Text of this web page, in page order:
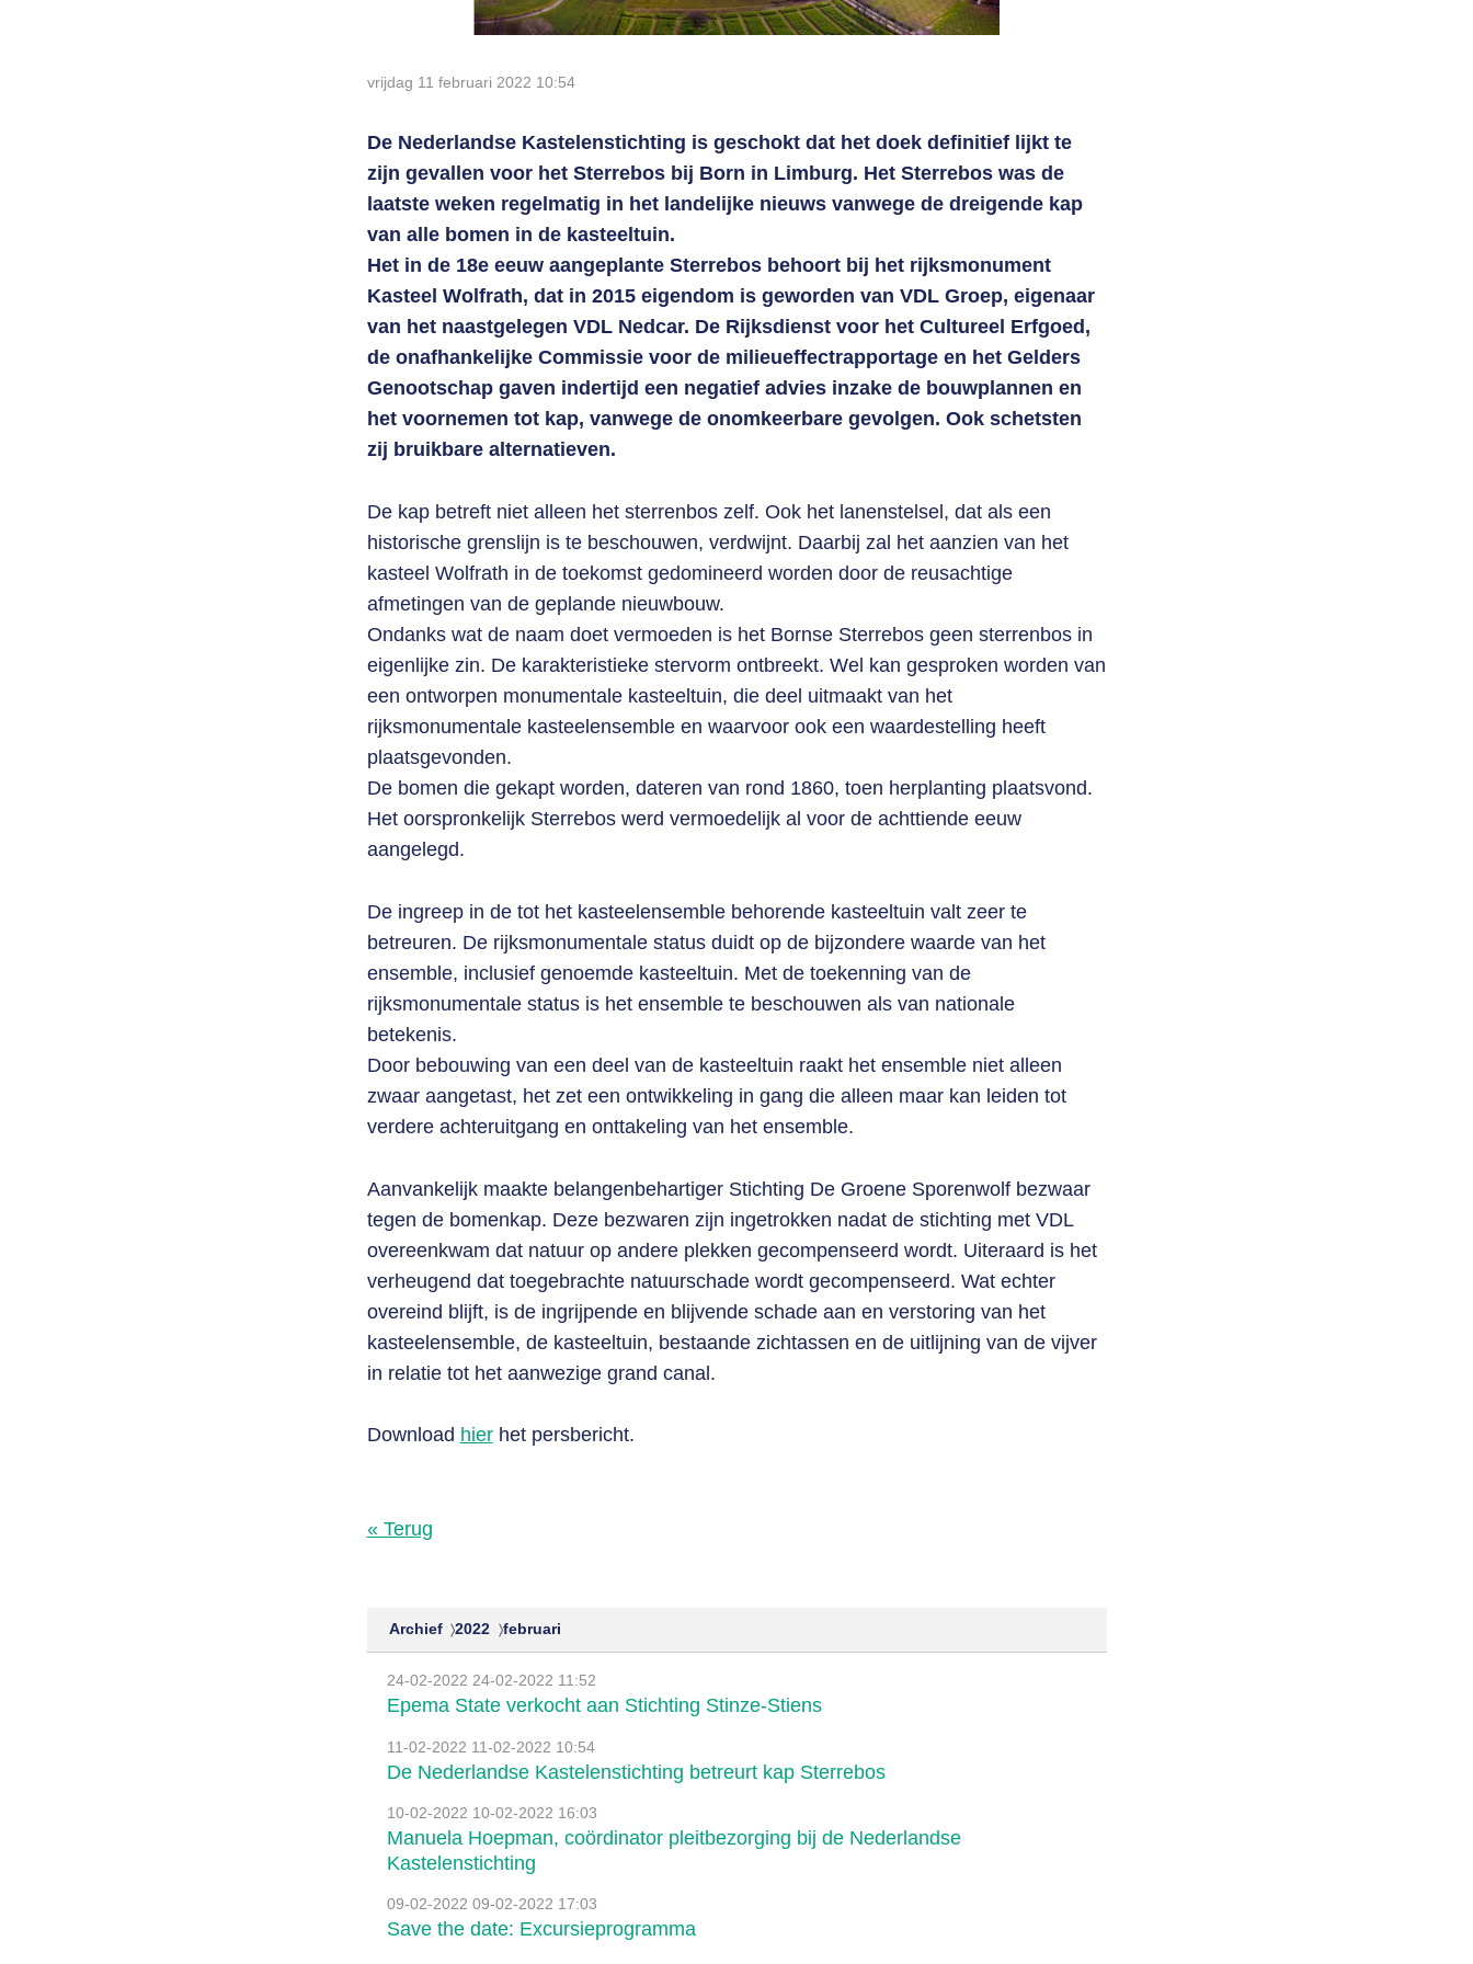
vrijdag 11 februari 2022 10:54
De Nederlandse Kastelenstichting is geschokt dat het doek definitief lijkt te
zijn gevallen voor het Sterrebos bij Born in Limburg. Het Sterrebos was de
laatste weken regelmatig in het landelijke nieuws vanwege de dreigende kap
van alle bomen in de kasteeltuin.
Het in de 18e eeuw aangeplante Sterrebos behoort bij het rijksmonument
Kasteel Wolfrath, dat in 2015 eigendom is geworden van VDL Groep, eigenaar
van het naastgelegen VDL Nedcar. De Rijksdienst voor het Cultureel Erfgoed,
de onafhankelijke Commissie voor de milieueffectrapportage en het Gelders
Genootschap gaven indertijd een negatief advies inzake de bouwplannen en
het voornemen tot kap, vanwege de onomkeerbare gevolgen. Ook schetsten
zij bruikbare alternatieven.
De kap betreft niet alleen het sterrenbos zelf. Ook het lanenstelsel, dat als een
historische grenslijn is te beschouwen, verdwijnt. Daarbij zal het aanzien van het
kasteel Wolfrath in de toekomst gedomineerd worden door de reusachtige
afmetingen van de geplande nieuwbouw.
Ondanks wat de naam doet vermoeden is het Bornse Sterrebos geen sterrenbos in
eigenlijke zin. De karakteristieke stervorm ontbreekt. Wel kan gesproken worden van
een ontworpen monumentale kasteeltuin, die deel uitmaakt van het
rijksmonumentale kasteelensemble en waarvoor ook een waardestelling heeft
plaatsgevonden.
De bomen die gekapt worden, dateren van rond 1860, toen herplanting plaatsvond.
Het oorspronkelijk Sterrebos werd vermoedelijk al voor de achttiende eeuw
aangelegd.
De ingreep in de tot het kasteelensemble behorende kasteeltuin valt zeer te
betreuren. De rijksmonumentale status duidt op de bijzondere waarde van het
ensemble, inclusief genoemde kasteeltuin. Met de toekenning van de
rijksmonumentale status is het ensemble te beschouwen als van nationale
betekenis.
Door bebouwing van een deel van de kasteeltuin raakt het ensemble niet alleen
zwaar aangetast, het zet een ontwikkeling in gang die alleen maar kan leiden tot
verdere achteruitgang en onttakeling van het ensemble.
Aanvankelijk maakte belangenbehartiger Stichting De Groene Sporenwolf bezwaar
tegen de bomenkap. Deze bezwaren zijn ingetrokken nadat de stichting met VDL
overeenkwam dat natuur op andere plekken gecompenseerd wordt. Uiteraard is het
verheugend dat toegebrachte natuurschade wordt gecompenseerd. Wat echter
overeind blijft, is de ingrijpende en blijvende schade aan en verstoring van het
kasteelensemble, de kasteeltuin, bestaande zichtassen en de uitlijning van de vijver
in relatie tot het aanwezige grand canal.
Download hierhet persbericht.
« Terug
Archief 2022 februari
24-02-2022 24-02-2022 11:52
Epema State verkocht aan Stichting Stinze-Stiens
11-02-2022 11-02-2022 10:54
De Nederlandse Kastelenstichting betreurt kap Sterrebos
10-02-2022 10-02-2022 16:03
Manuela Hoepman, coördinator pleitbezorging bij de Nederlandse
Kastelenstichting
09-02-2022 09-02-2022 17:03
Save the date: Excursieprogramma